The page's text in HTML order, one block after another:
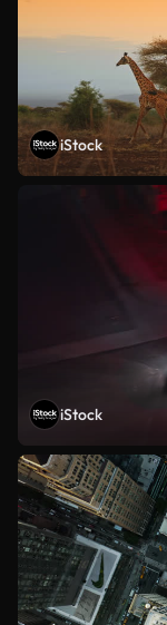
iStock
iStock